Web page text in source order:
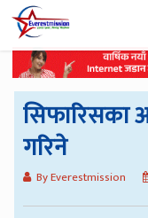
सिफारिसका
गरिने
By Everestmission